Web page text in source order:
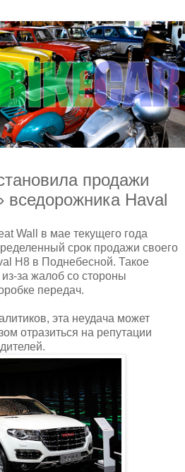
продажи
вседорожника Haval
Wall в мае текущего года
срок продажи своего
H8 в Поднебесной. Такое
за жалоб со стороны
передач.
эта неудача может
отразиться на репутации